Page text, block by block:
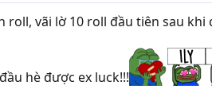
vãi lờ 10 roll đầu tiên sau khi
hè được ex luck!!!